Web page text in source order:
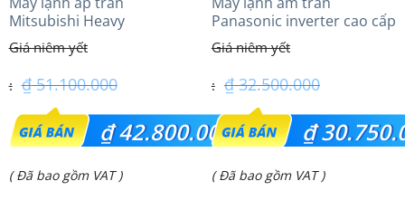
Mitsubishi Heavy
FDE100VG (4.0Hp) Cao cấp
– 3 Pha
₫51.100.000
Giá
gốc
là:
₫42.800.000
Giá
( Đã bao gồm VAT )
Panasonic inverter cao cấp
(3.0Hp) S-2430PU3HA/U-
24PRH1H5
₫32.500.000
Giá
gốc
là:
₫
Giá
( Đã bao gồm VAT )